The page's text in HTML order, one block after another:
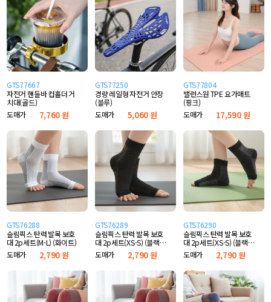
GTS77667
자전거 핸들바 컵홀더 거
치대(골드)
도매가
7,760 원
GTS77250
경량 레일형 자전거 안장
(블루)
도매가
5,060 원
GTS77804
밸런스원 TPE 요가매트
(핑크)
도매가
17,590 원
GTS76288
슬림픽스 탄력 발목 보호
대 2p세트(M-L) (화이트)
도매가
2,790 원
GTS76289
슬림픽스 탄력 발목 보호
대 2p세트(XS-S) (블랙옐
로우)
도매가 2,790 원
GTS76290
슬림픽스 탄력 발목 보호
대 2p세트(XS-S) (블랙화
이트)
도매가 2,790 원